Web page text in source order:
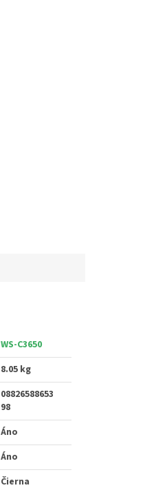
WS-C3650
8.05 kg
08826588653
98
Áno
Áno
Čierna